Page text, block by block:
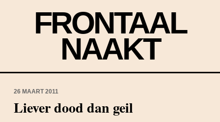
FRONTAAL
NAAKT
26 MAART 2011
Liever dood dan geil